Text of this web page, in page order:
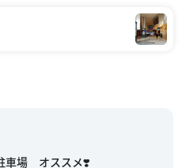
車場 オススメ❣️